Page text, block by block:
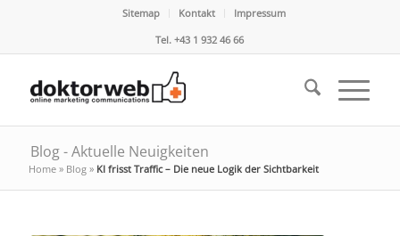
Sitemap Kontakt
Impressum
Tel. +43 1 932 46 66
Blog - Aktuelle Neuigkeiten
Home» Blog» KI frisst Traffic – Die neue Logik der Sichtbarkeit